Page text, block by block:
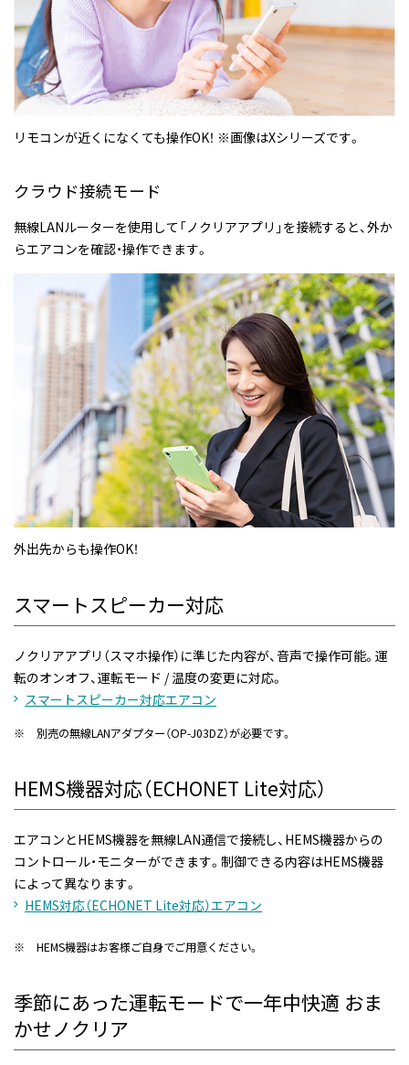
リモコンが近くになくても操作OK！ ※画像はXシリーズです。
クラウド接続モード
無線LANルーターを使用して「ノクリアアプリ」を接続すると、外か
らエアコンを確認・操作できます。
外出先からも操作OK！
スマートスピーカー対応
ノクリアアプリ（スマホ操作）に準じた内容が、音声で操作可能。運
転のオンオフ、運転モード / 温度の変更に対応。
スマートスピーカー対応エアコン
※ 別売の無線LANアダプター（OP-J03DZ）が必要です。
HEMS機器対応（ECHONET Lite対応）
エアコンとHEMS機器を無線LAN通信で接続し、HEMS機器からの
コントロール・モニターができます。制御できる内容はHEMS機器
によって異なります。
HEMS対応（ECHONET Lite対応）エアコン
※ HEMS機器はお客様ご自身でご用意ください。
季節にあった運転モードで一年中快適 おま
かせノクリア